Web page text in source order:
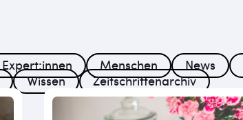
Expert:innen Menschen News
Wissen Zeitschriftenarchiv